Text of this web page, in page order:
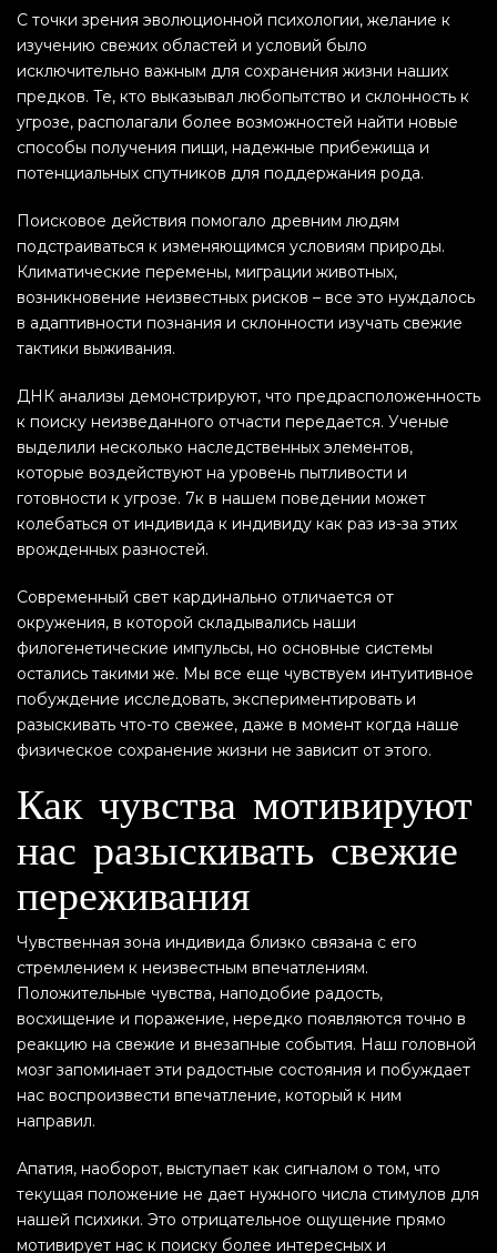
С точки зрения эволюционной психологии, желание к
изучению свежих областей и условий было
исключительно важным для сохранения жизни наших
предков. Те, кто выказывал любопытство и склонность к
угрозе, располагали более возможностей найти новые
способы получения пищи, надежные прибежища и
потенциальных спутников для поддержания рода.
Поисковое действия помогало древним людям
подстраиваться к изменяющимся условиям природы.
Климатические перемены, миграции животных,
возникновение неизвестных рисков – все это нуждалось
в адаптивности познания и склонности изучать свежие
тактики выживания.
ДНК анализы демонстрируют, что предрасположенность
к поиску неизведанного отчасти передается. Ученые
выделили несколько наследственных элементов,
которые воздействуют на уровень пытливости и
готовности к угрозе. 7к в нашем поведении может
колебаться от индивида к индивиду как раз из-за этих
врожденных разностей.
Современный свет кардинально отличается от
окружения, в которой складывались наши
филогенетические импульсы, но основные системы
остались такими же. Мы все еще чувствуем интуитивное
побуждение исследовать, экспериментировать и
разыскивать что-то свежее, даже в момент когда наше
физическое сохранение жизни не зависит от этого.
Как чувства мотивируют
нас разыскивать свежие
переживания
Чувственная зона индивида близко связана с его
стремлением к неизвестным впечатлениям.
Положительные чувства, наподобие радость,
восхищение и поражение, нередко появляются точно в
реакцию на свежие и внезапные события. Наш головной
мозг запоминает эти радостные состояния и побуждает
нас воспроизвести впечатление, который к ним
направил.
Апатия, наоборот, выступает как сигналом о том, что
текущая положение не дает нужного числа стимулов для
нашей психики. Это отрицательное ощущение прямо
мотивирует нас к поиску более интересных и